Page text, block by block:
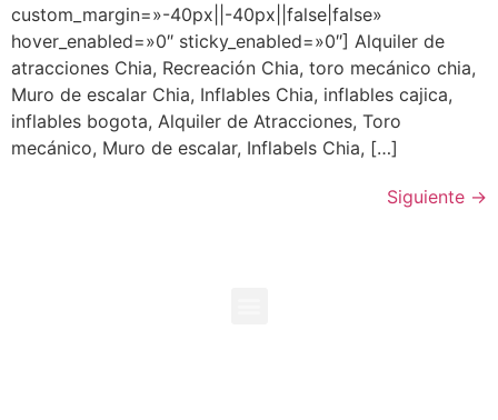
custom_margin=»-40px||-40px||false|false»
hover_enabled=»0″ sticky_enabled=»0″] Alquiler de
atracciones Chia, Recreación Chia, toro mecánico chia,
Muro de escalar Chia, Inflables Chia, inflables cajica,
inflables bogota, Alquiler de Atracciones, Toro
mecánico, Muro de escalar, Inflabels Chia, […]
Siguiente →